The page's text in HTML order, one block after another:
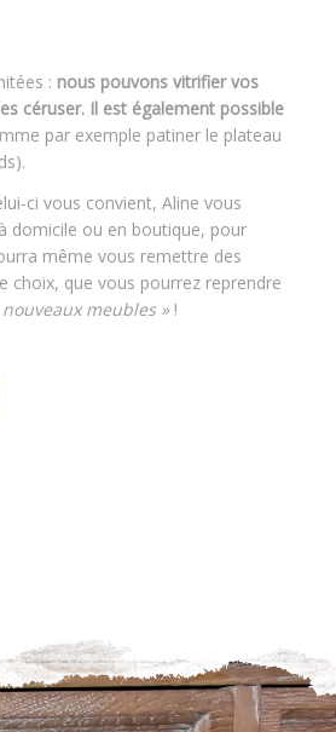
: nous pouvons vitrifier vos
céruser. Il est également possible
par exemple patiner le plateau
ci vous convient, Aline vous
domicile ou en boutique, pour
même vous remettre des
choix, que vous pourrez reprendre
nouveaux meubles »!